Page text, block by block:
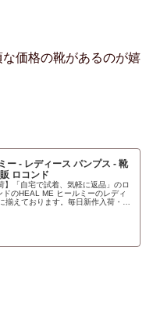
価格の靴があるのが嬉
ー - レディース パンプス - 靴
ロコンド
】「自宅で試着、気軽に返品」のロ
ドのHEAL ME ヒールミーのレディ
揃えております。毎日新作入荷・ク